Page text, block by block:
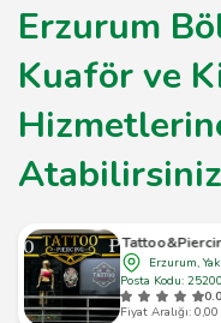
Erzurum
Kuaför ve
Atabilirsiniz
25
Erzurum,
Posta Kodu: 25200
Fiyat Aralığı: